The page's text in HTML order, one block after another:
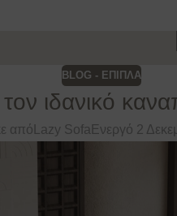
BLOG - ΕΠΙΠΛΑ
ιδανικό
από Lazy Sofa Ενεργό 2